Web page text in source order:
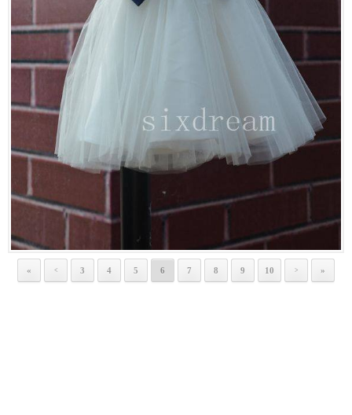
« < 3 4 5 6 7 8 9 10 > »